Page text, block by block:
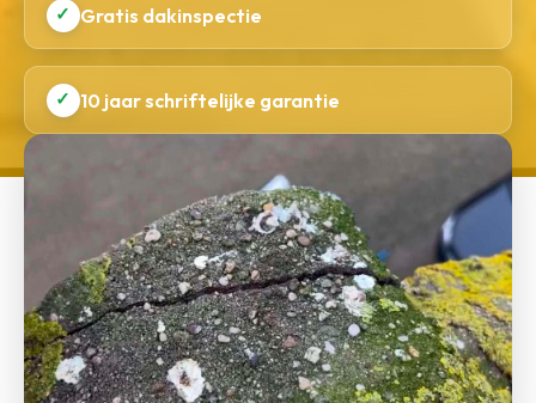
✓ Gratis dakinspectie
✓ 10 jaar schriftelijke garantie